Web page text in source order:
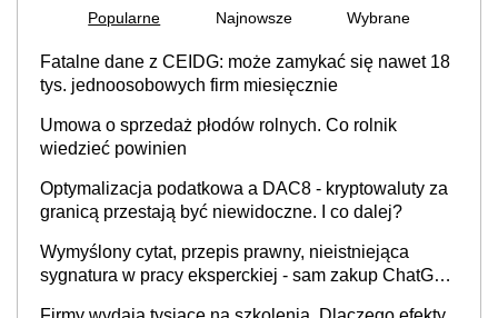
Popularne Najnowsze Wybrane
Fatalne dane z CEIDG: może zamykać się nawet 18
tys. jednoosobowych firm miesięcznie
Umowa o sprzedaż płodów rolnych. Co rolnik
wiedzieć powinien
Optymalizacja podatkowa a DAC8 - kryptowaluty za
granicą przestają być niewidoczne. I co dalej?
Wymyślony cytat, przepis prawny, nieistniejąca
sygnatura w pracy eksperckiej - sam zakup ChatGPT